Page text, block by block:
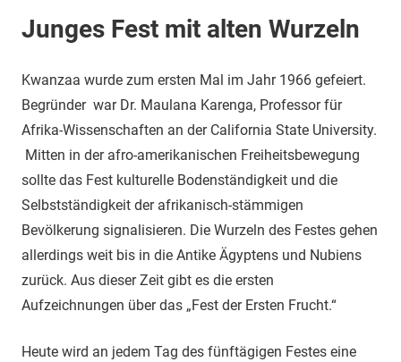
Junges Fest mit alten Wurzeln
Kwanzaa wurde zum ersten Mal im Jahr 1966 gefeiert.
Begründer war Dr. Maulana Karenga, Professor für
Afrika-Wissenschaften an der California State University.
Mitten in der afro-amerikanischen Freiheitsbewegung
sollte das Fest kulturelle Bodenständigkeit und die
Selbstständigkeit der afrikanisch-stämmigen
Bevölkerung signalisieren. Die Wurzeln des Festes gehen
allerdings weit bis in die Antike Ägyptens und Nubiens
zurück. Aus dieser Zeit gibt es die ersten
Aufzeichnungen über das „Fest der Ersten Frucht.“
Heute wird an jedem Tag des fünftägigen Festes eine